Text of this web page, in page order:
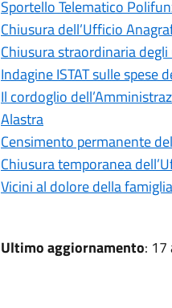
Sportello Telematico
Chiusura dell’Ufficio
Chiusura straordinaria
Indagine ISTAT sulle spese
Il cordoglio
Alastra
Censimento permanente
Chiusura temporanea
Vicini al dolore della
Ultimo aggiornamento: